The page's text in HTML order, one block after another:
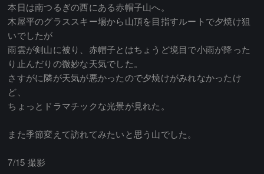
本日は南つるぎの西にある赤帽子山へ。
木屋平のグラススキー場から山頂を目指すルートで夕焼け狙
いでしたが
雨雲が剣山に被り、赤帽子とはちょうど境目で小雨が降った
り止んだりの微妙な天気でした。
さすがに隣が天気が悪かったので夕焼けがみれなかったけ
ど、
ちょっとドラマチックな光景が見れた。
また季節変えて訪れてみたいと思う山でした。
7/15 撮影